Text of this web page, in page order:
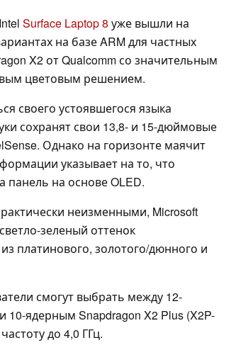
Surface Laptop 8 уже вышли на
на базе ARM для частных
X2 от Qualcomm со значительным
цветовым решением.
своего устоявшегося языка
сохранят свои 13,8- и 15-дюймовые
Однако на горизонте маячит
указывает на то, что
панель на основе OLED.
неизменными, Microsoft
зеленый оттенок
платинового, золотого/дюнного и
смогут выбрать между 12-
10-ядерным Snapdragon X2 Plus (X2P-
до 4,0 ГГц.